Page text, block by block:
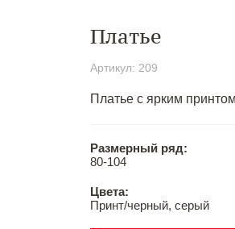
Платье
Артикул: 209
Платье с ярким
Размерный ряд:
80-104
Цвета:
Принт/черный, серый